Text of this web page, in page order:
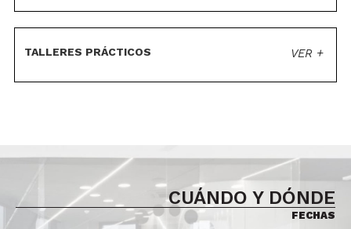
TALLERES PRÁCTICOS VER +
planificación y biomecánica aplicada.
Taller práctico de cresta infrazigomática:
anatómica, indicaciones clínicas y diseño de mecánicas
de distalización y control sagital.
Taller práctico de buccal shelfmandibular:
criterios de
CUÁNDO Y DÓNDE
FECHAS